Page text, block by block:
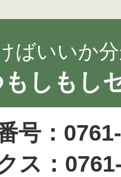
ばいいか
しもし
号：
ス：